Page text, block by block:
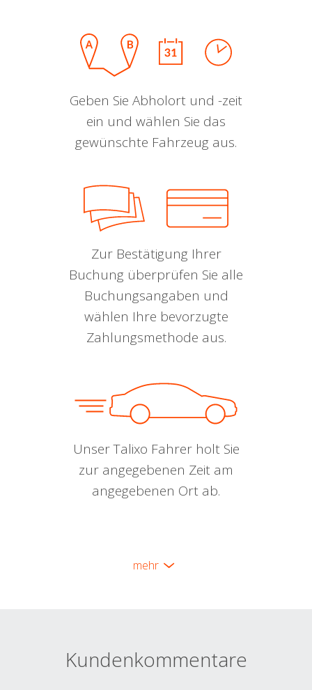
Geben Sie Abholort und -zeit
ein und wählen Sie das
gewünschte Fahrzeug aus.
Zur Bestätigung Ihrer
Buchung überprüfen Sie alle
Buchungsangaben und
wählen Ihre bevorzugte
Zahlungsmethode aus.
Unser Talixo Fahrer holt Sie
zur angegebenen Zeit am
angegebenen Ort ab.
mehr
Kundenkommentare